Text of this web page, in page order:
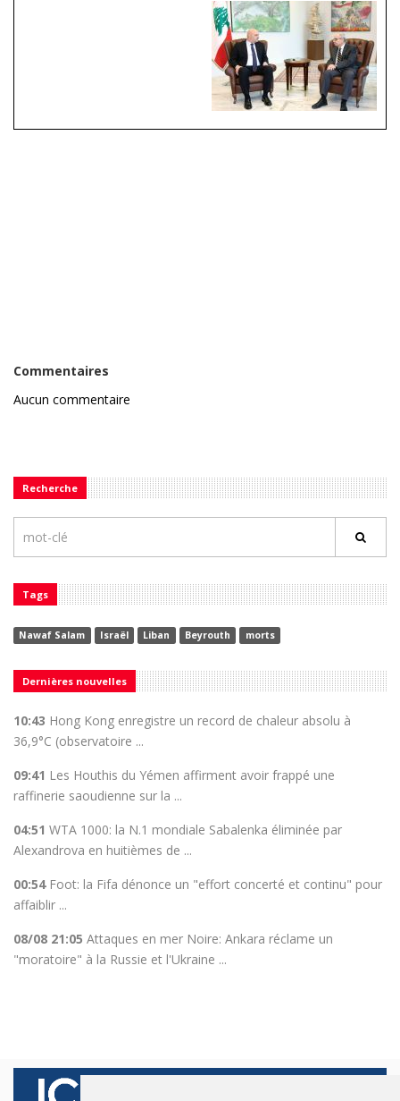
Commentaires
Aucun commentaire
Recherche
Tags
Nawaf Salam Israël Liban Beyrouth morts
Dernières nouvelles
10:43 Hong Kong enregistre un record de chaleur absolu à
36,9°C (observatoire ...
09:41 Les Houthis du Yémen affirment avoir frappé une
raffinerie saoudienne sur la ...
04:51 WTA 1000: la N.1 mondiale Sabalenka éliminée par
Alexandrova en huitièmes de ...
00:54 Foot: la Fifa dénonce un "effort concerté et continu" pour
affaiblir ...
08/08 21:05 Attaques en mer Noire: Ankara réclame un
"moratoire" à la Russie et l'Ukraine ...